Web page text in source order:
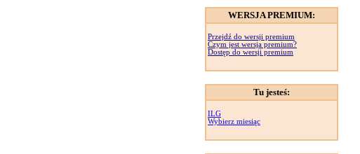
WERSJA PREMIUM:
Przejdź do wersji premium
Czym jest wersja premium?
Dostęp do wersji premium
Tu jesteś:
ILG
Wybierz miesiąc